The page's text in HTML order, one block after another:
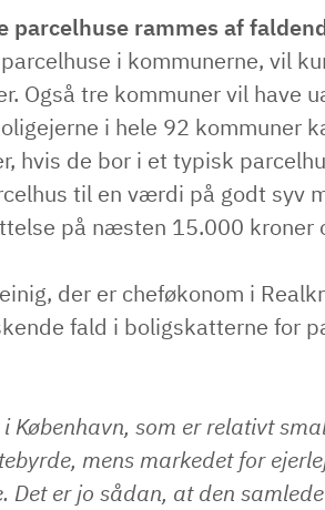
parcelhuse rammes af
i kommunerne, vil
Også tre kommuner vil have
i hele 92 kommuner
hvis de bor i et typisk
til en værdi på godt syv
på næsten 15.000 kroner
der er cheføkonom i
fald i boligskatterne for
København, som er relativt
mens markedet for
Det er jo sådan, at den samlede